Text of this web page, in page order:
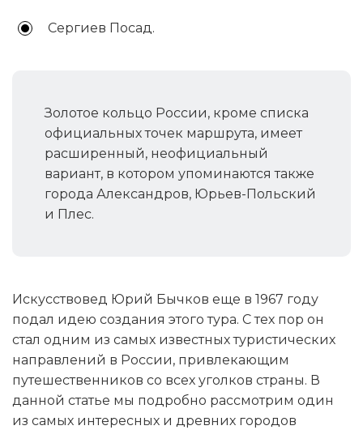
Сергиев Посад.
Золотое кольцо России, кроме списка
официальных точек маршрута, имеет
расширенный, неофициальный
вариант, в котором упоминаются также
города Александров, Юрьев-Польский
и Плес.
Искусствовед Юрий Бычков еще в 1967 году
подал идею создания этого тура. С тех пор он
стал одним из самых известных туристических
направлений в России, привлекающим
путешественников со всех уголков страны. В
данной статье мы подробно рассмотрим один
из самых интересных и древних городов